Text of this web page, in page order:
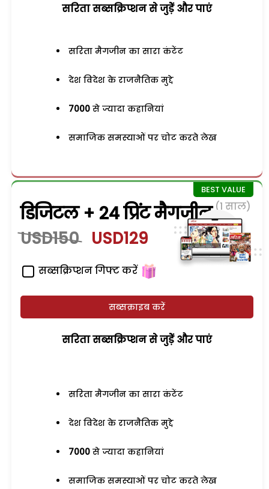
सरिता सब्सक्रिप्शन से जुड़ेें और पाएं
सरिता मैगजीन का सारा कंटेंट
देश विदेश के राजनैतिक मुद्दे
7000 से ज्यादा कहानियां
समाजिक समस्याओं पर चोट करते लेख
डिजिटल + 24 प्रिंट मैगजीन (1 साल)
USD150 USD129
सब्सक्रिप्शन गिफ्ट करें
सब्सक्राइब करें
सरिता सब्सक्रिप्शन से जुड़ेें और पाएं
सरिता मैगजीन का सारा कंटेंट
देश विदेश के राजनैतिक मुद्दे
7000 से ज्यादा कहानियां
समाजिक समस्याओं पर चोट करते लेख